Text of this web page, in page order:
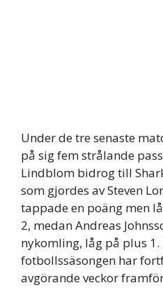
Under de tre senaste
på sig fem strålande
Lindblom bidrog till
som gjordes av Steven
tappade en poäng men
2, medan Andreas
nykomling, låg på plus 1.
fotbollssäsongen har
avgörande veckor